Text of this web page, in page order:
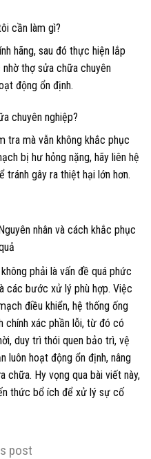
cần làm gì?
hãng, sau đó thực hiện lắp
thợ sửa chữa chuyên
động ổn định.
chuyên nghiệp?
tra mà vẫn không khắc phục
bị hư hỏng nặng, hãy liên hệ
tránh gây ra thiệt hại lớn hơn.
không phải là vấn đề quá phức
các bước xử lý phù hợp. Việc
điều khiển, hệ thống ống
chính xác phần lỗi, từ đó có
duy trì thói quen bảo trì, vệ
luôn hoạt động ổn định, nâng
chữa. Hy vọng qua bài viết này,
thức bổ ích để xử lý sự cố
post